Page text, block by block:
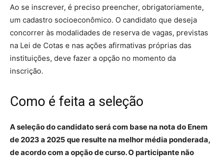
Ao se inscrever, é preciso preencher, obrigatoriamente,
um cadastro socioeconômico. O candidato que deseja
concorrer às modalidades de reserva de vagas, previstas
na Lei de Cotas e nas ações afirmativas próprias das
instituições, deve fazer a opção no momento da
inscrição.
Como é feita a seleção
A seleção do candidato será com base na nota do Enem
de 2023 a 2025 que resulte na melhor média ponderada,
de acordo com a opção de curso. O participante não